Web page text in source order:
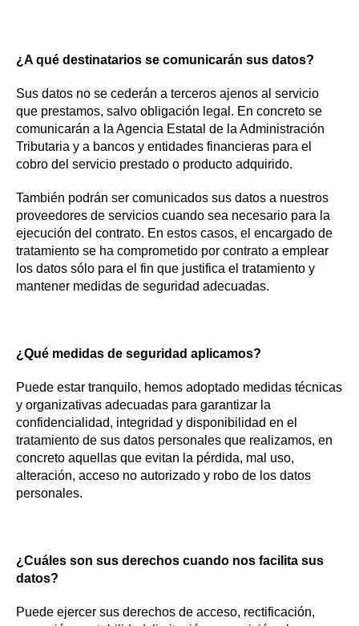
¿A qué destinatarios se comunicarán sus datos?
Sus datos no se cederán a terceros ajenos al servicio
que prestamos, salvo obligación legal. En concreto se
comunicarán a la Agencia Estatal de la Administración
Tributaria y a bancos y entidades financieras para el
cobro del servicio prestado o producto adquirido.
También podrán ser comunicados sus datos a nuestros
proveedores de servicios cuando sea necesario para la
ejecución del contrato. En estos casos, el encargado de
tratamiento se ha comprometido por contrato a emplear
los datos sólo para el fin que justifica el tratamiento y
mantener medidas de seguridad adecuadas.
¿Qué medidas de seguridad aplicamos?
Puede estar tranquilo, hemos adoptado medidas técnicas
y organizativas adecuadas para garantizar la
confidencialidad, integridad y disponibilidad en el
tratamiento de sus datos personales que realizamos, en
concreto aquellas que evitan la pérdida, mal uso,
alteración, acceso no autorizado y robo de los datos
personales.
¿Cuáles son sus derechos cuando nos facilita sus
datos?
Puede ejercer sus derechos de acceso, rectificación,